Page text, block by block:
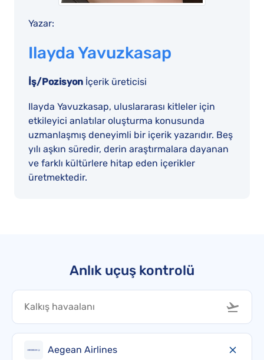
Yazar:
Ilayda Yavuzkasap
İş/Pozisyon İçerik üreticisi
Ilayda Yavuzkasap, uluslararası kitleler için
etkileyici anlatılar oluşturma konusunda
uzmanlaşmış deneyimli bir içerik yazarıdır. Beş
yılı aşkın süredir, derin araştırmalara dayanan
ve farklı kültürlere hitap eden içerikler
üretmektedir.
Anlık uçuş kontrolü
Aegean Airlines